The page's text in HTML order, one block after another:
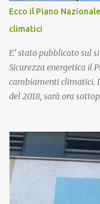
Ecco il Piano
climatici
E’ stato pubblicato sul
Sicurezza energetica il
cambiamenti climatici.
del 2018, sarà ora
nazionale per
rischi derivanti dai
di adattamento dei
trarre vantaggio dalle
presentare con le